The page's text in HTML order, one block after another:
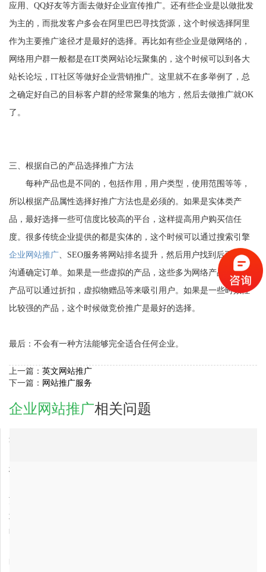
应用、QQ好友等方面去做好企业宣传推广。还有些企业是以做批发
为主的，而批发客户多会在阿里巴巴寻找货源，这个时候选择阿里
作为主要推广途径才是最好的选择。再比如有些企业是做网络的，
网络用户群一般都是在IT类网站论坛聚集的，这个时候可以到各大
站长论坛，IT社区等做好企业营销推广。这里就不在多举例了，总
之确定好自己的目标客户群的经常聚集的地方，然后去做推广就OK
了。
三、根据自己的产品选择推广方法
每种产品也是不同的，包括作用，用户类型，使用范围等等，
所以根据产品属性选择好推广方法也是必须的。如果是实体类产
品，最好选择一些可信度比较高的平台，这样提高用户购买信任
度。很多传统企业提供的都是实体的，这个时候可以通过搜索引擎
企业 网站推广 、SEO服务将网站排名提升，然后用户找到后再线下
沟通确定订单。如果是一些虚拟的产品，这些多为网络产品，这种
产品可以通过折扣，虚拟物赠品等来吸引用户。如果是一些时效性
比较强的产品，这个时候做竞价推广是最好的选择。
最后：不会有一种方法能够完全适合任何企业。
上一篇： 英文网站推广
下一篇： 网站推广服务
企业网站推广相关问题
连云港市企业网站推广公司最有实力的？
梅州市企业网站推广公司哪家比较好？比较靠谱？
芜湖市企业网站推广公司，最专业的？
武清区企业网站推广公司哪家比较好？比较靠谱？
临沂市企业网站推广公司最好的是哪家？